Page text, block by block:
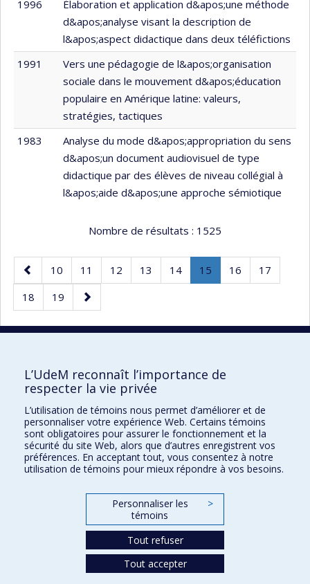
1996
Élaboration et application d&apos;une méthode
d&apos;analyse visant la description de
l&apos;aspect didactique dans deux téléfictions
1991
Vers une pédagogie de l&apos;organisation
sociale dans le mouvement d&apos;éducation
populaire en Amérique latine: valeurs,
stratégies, tactiques
1983
Analyse du mode d&apos;appropriation du sens
d&apos;un document audiovisuel de type
didactique par des élèves de niveau collégial à
l&apos;aide d&apos;une approche sémiotique
Nombre de résultats : 1525
Page
précédente
Page
10 Page
11 Page
12 Page
13 Page
14 Page
15
Page
Page
16 Page
17
Page
18 Page
19
Page
suivante
Faculté des sciences de l'éducation
Pavillon Marie-Victorin
90, avenue Vincent-d'Indy
Montréal (Québec) H2V 2S9
L’UdeM reconnaît l’importance de
respecter la vie privée
L’utilisation de témoins nous permet d’améliorer et de
personnaliser votre expérience Web. Certains témoins
sont obligatoires pour assurer le fonctionnement et la
sécurité du site Web, alors que d’autres enregistrent vos
préférences. En acceptant tout, vous consentez à notre
utilisation de témoins pour mieux répondre à vos besoins.
Personnaliser les
témoins
>
Tout refuser
Tout accepter